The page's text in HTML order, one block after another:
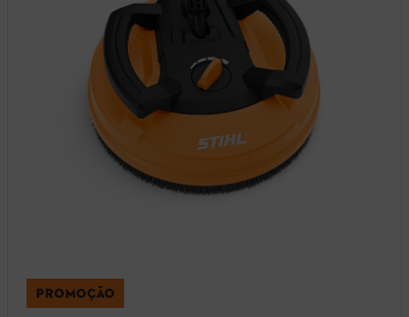
PROMOÇÃO